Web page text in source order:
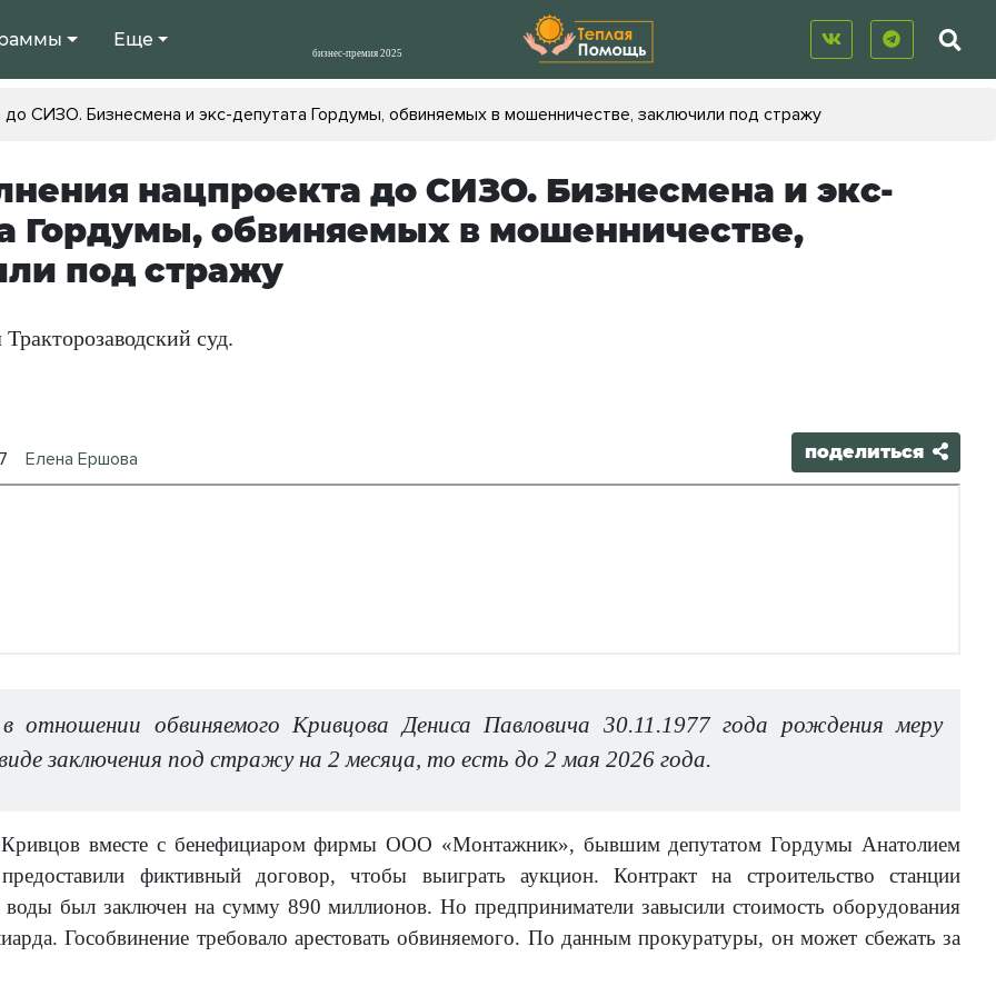
Еще
до СИЗО. Бизнесмена и экс-депутата Гордумы, обвиняемых в мошенничестве, заключили под стражу
нацпроекта до СИЗО. Бизнесмена и экс-
Гордумы, обвиняемых в мошенничестве,
под стражу
суд.
Елена Ершова поделиться
обвиняемого Кривцова Дениса Павловича 30.11.1977 года рождения меру
виде заключения под стражу на 2 месяца, то есть до 2 мая 2026 года.
вместе с бенефициаром фирмы ООО «Монтажник», бывшим депутатом Гордумы Анатолием
фиктивный договор, чтобы выиграть аукцион. Контракт на строительство станции
воды был заключен на сумму 890 миллионов. Но предприниматели завысили стоимость оборудования
Гособвинение требовало арестовать обвиняемого. По данным прокуратуры, он может сбежать за